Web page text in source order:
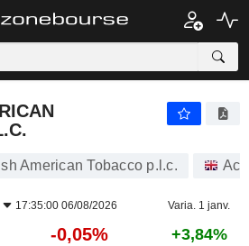
American Tobacco p.l.c.
17:35:00 06/08/2026 Varia. 1 janv.
-0,05% +3,84%